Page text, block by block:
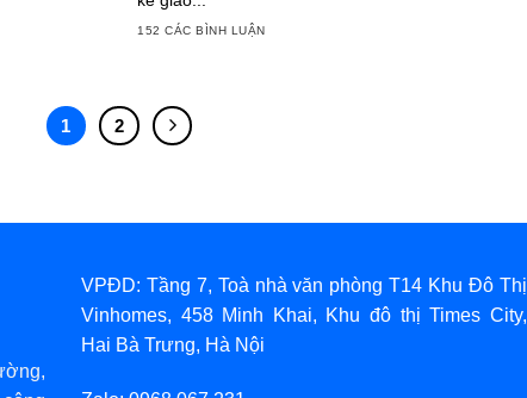
152 CÁC BÌNH LUẬN
1 2
VPĐD: Tầng 7, Toà nhà văn phòng T14 Khu Đô Thị
Vinhomes, 458 Minh Khai, Khu đô thị Times City,
Hai Bà Trưng, Hà Nội